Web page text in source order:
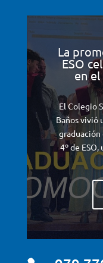
La
ESO
en
El Colegio
Baños vivió
graduación
4º de